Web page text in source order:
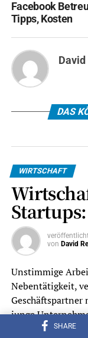
SHARE
Facebook
Tipps, Kosten
DAS
WIRTSCHAFT
von David
Unstimmige
Nebentätigkeit,
junge
denen interne